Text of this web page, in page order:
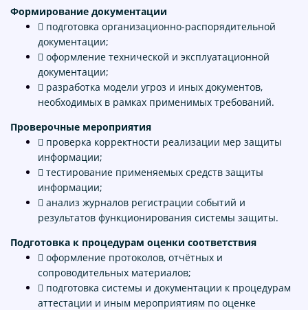
Формирование документации
 подготовка организационно-распорядительной
документации;
 оформление технической и эксплуатационной
документации;
 разработка модели угроз и иных документов,
необходимых в рамках применимых требований.
Проверочные мероприятия
 проверка корректности реализации мер защиты
информации;
 тестирование применяемых средств защиты
информации;
 анализ журналов регистрации событий и
результатов функционирования системы защиты.
Подготовка к процедурам оценки соответствия
 оформление протоколов, отчётных и
сопроводительных материалов;
 подготовка системы и документации к процедурам
аттестации и иным мероприятиям по оценке